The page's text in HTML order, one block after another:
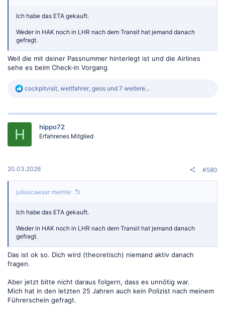
Ich habe das ETA gekauft.
Weder in HAK noch in LHR nach dem Transit hat jemand danach
gefragt.
Weil die mit deiner Passnummer hinterlegt ist und die Airlines
sehe es beim Check-in Vorgang
R
k
:
cockpitvisit, weltfahrer, geos und 7 weitere...
H hippo72
Erfahrenes Mitglied
20.03.2026 #580
juliuscaesar meinte:
Ich habe das ETA gekauft.
Weder in HAK noch in LHR nach dem Transit hat jemand danach
gefragt.
Das ist ok so. Dich wird (theoretisch) niemand aktiv danach
fragen.
Aber jetzt bitte nicht daraus folgern, dass es unnötig war.
Mich hat in den letzten 25 Jahren auch kein Polizist nach meinem
Führerschein gefragt.